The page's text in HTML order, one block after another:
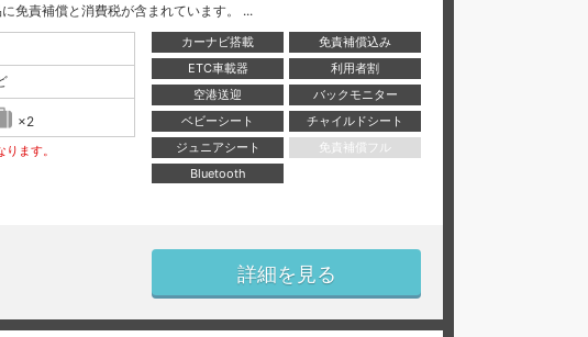
免責補償と消費税が含まれています。 ...
×2
ます。
カーナビ搭載
免責補償込み
ETC車載器
利用者割
空港送迎
バックモニター
ベビーシート
チャイルドシート
ジュニアシート
免責補償フル
Bluetooth
詳細を見る